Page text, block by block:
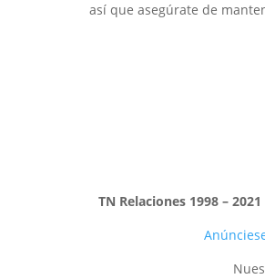
así que asegúrate de
TN Relaciones 1998 – 2021